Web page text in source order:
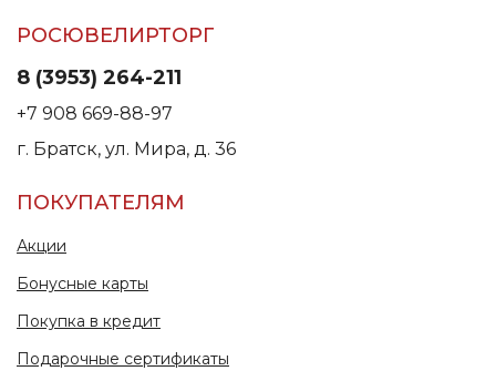
РОСЮВЕЛИРТОРГ
8 (3953) 264-211
+7 908 669-88-97
г. Братск, ул. Мира, д. 36
ПОКУПАТЕЛЯМ
Акции
Бонусные карты
Покупка в кредит
Подарочные сертификаты